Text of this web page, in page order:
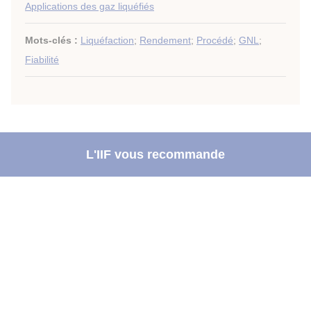
Applications des gaz liquéfiés
Mots-clés : Liquéfaction; Rendement; Procédé; GNL ;
Fiabilité
L'IIF vous recommande